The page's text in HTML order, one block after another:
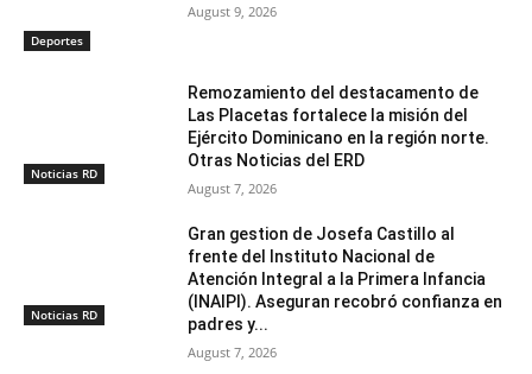
Deportes
August 9, 2026
Noticias RD
Remozamiento del destacamento de
Las Placetas fortalece la misión del
Ejército Dominicano en la región norte.
Otras Noticias del ERD
August 7, 2026
Noticias RD
Gran gestion de Josefa Castillo al
frente del Instituto Nacional de
Atención Integral a la Primera Infancia
(INAIPI). Aseguran recobró confianza en
padres y...
August 7, 2026